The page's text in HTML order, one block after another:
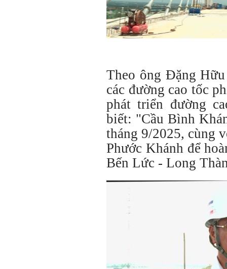
Theo ông Đặng
các đường cao tốc
phát triển đường
biết: "Cầu Bình
tháng 9/2025, cùng
Phước Khánh để
Bến Lức - Long